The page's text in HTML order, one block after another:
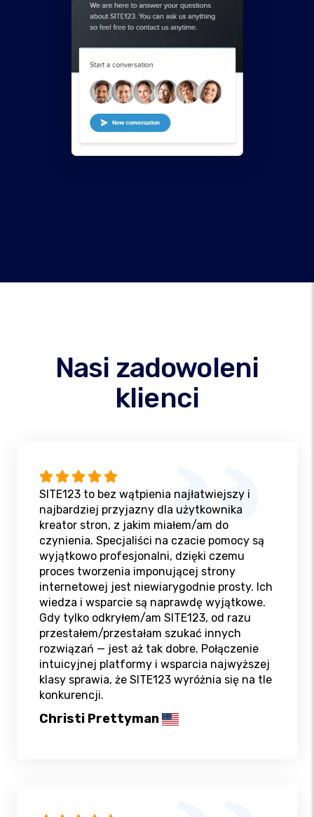
Nasi zadowoleni
klienci
SITE123 to bez wątpienia najłatwiejszy i
najbardziej przyjazny dla użytkownika
kreator stron, z jakim miałem/am do
czynienia. Specjaliści na czacie pomocy są
wyjątkowo profesjonalni, dzięki czemu
proces tworzenia imponującej strony
internetowej jest niewiarygodnie prosty. Ich
wiedza i wsparcie są naprawdę wyjątkowe.
Gdy tylko odkryłem/am SITE123, od razu
przestałem/przestałam szukać innych
rozwiązań — jest aż tak dobre. Połączenie
intuicyjnej platformy i wsparcia najwyższej
klasy sprawia, że SITE123 wyróżnia się na tle
konkurencji.
Christi Prettyman